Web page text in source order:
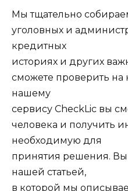
Мы тщательно
уголовных и
кредитных
историях и других
сможете проверить на
нашему
сервису CheckLic вы
человека и получить
необходимую для
принятия решения. Вы
нашей статьей,
в которой мы